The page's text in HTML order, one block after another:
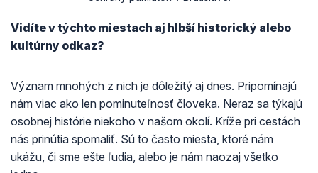
Vidíte v týchto miestach aj hlbší historický alebo
kultúrny odkaz?
Význam mnohých z nich je dôležitý aj dnes. Pripomínajú
nám viac ako len pominuteľnosť človeka. Neraz sa týkajú
osobnej histórie niekoho v našom okolí. Kríže pri cestách
nás prinútia spomaliť. Sú to často miesta, ktoré nám
ukážu, či sme ešte ľudia, alebo je nám naozaj všetko